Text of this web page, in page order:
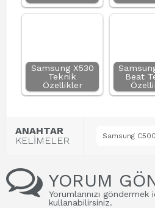
Samsung X530
Teknik
Özellikler
Beat
ANAHTAR
KELİMELER
Samsung
YORUM
Yorumlarınızı
kullanabilirsiniz.